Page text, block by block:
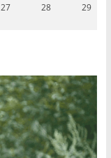
27 28 29